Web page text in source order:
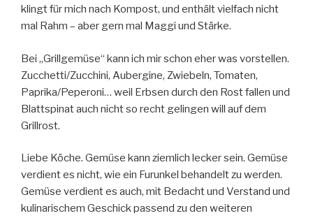
klingt für mich nach Kompost, und enthält vielfach nicht
mal Rahm – aber gern mal Maggi und Stärke.
Bei „Grillgemüse“ kann ich mir schon eher was vorstellen.
Zucchetti/Zucchini, Aubergine, Zwiebeln, Tomaten,
Paprika/Peperoni… weil Erbsen durch den Rost fallen und
Blattspinat auch nicht so recht gelingen will auf dem
Grillrost.
Liebe Köche. Gemüse kann ziemlich lecker sein. Gemüse
verdient es nicht, wie ein Furunkel behandelt zu werden.
Gemüse verdient es auch, mit Bedacht und Verstand und
kulinarischem Geschick passend zu den weiteren